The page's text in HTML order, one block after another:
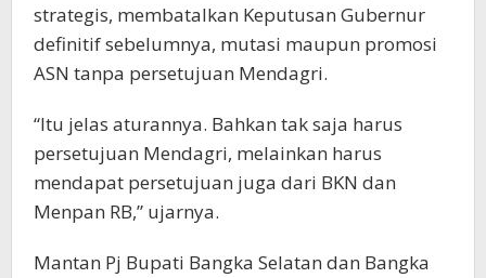
strategis, membatalkan Keputusan Gubernur
definitif sebelumnya, mutasi maupun promosi
ASN tanpa persetujuan Mendagri.
“Itu jelas aturannya. Bahkan tak saja harus
persetujuan Mendagri, melainkan harus
mendapat persetujuan juga dari BKN dan
Menpan RB,” ujarnya.
Mantan Pj Bupati Bangka Selatan dan Bangka